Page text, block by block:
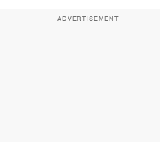
ADVERTISEMENT